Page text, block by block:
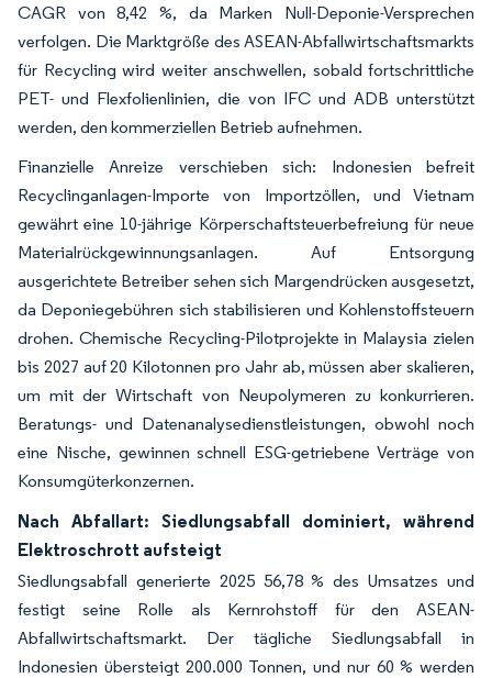
CAGR von 8,42 %, da Marken Null-Deponie-Versprechen
verfolgen. Die Marktgröße des ASEAN-Abfallwirtschaftsmarkts
für Recycling wird weiter anschwellen, sobald fortschrittliche
PET- und Flexfolienlinien, die von IFC und ADB unterstützt
werden, den kommerziellen Betrieb aufnehmen.
Finanzielle Anreize verschieben sich: Indonesien befreit
Recyclinganlagen-Importe von Importzöllen, und Vietnam
gewährt eine 10-jährige Körperschaftsteuerbefreiung für neue
Materialrückgewinnungsanlagen. Auf Entsorgung
ausgerichtete Betreiber sehen sich Margendrücken ausgesetzt,
da Deponiegebühren sich stabilisieren und Kohlenstoffsteuern
drohen. Chemische Recycling-Pilotprojekte in Malaysia zielen
bis 2027 auf 20 Kilotonnen pro Jahr ab, müssen aber skalieren,
um mit der Wirtschaft von Neupolymeren zu konkurrieren.
Beratungs- und Datenanalysedienstleistungen, obwohl noch
eine Nische, gewinnen schnell ESG-getriebene Verträge von
Konsumgüterkonzernen.
Nach Abfallart: Siedlungsabfall dominiert, während
Elektroschrott aufsteigt
Siedlungsabfall generierte 2025 56,78 % des Umsatzes und
festigt seine Rolle als Kernrohstoff für den ASEAN-
Abfallwirtschaftsmarkt. Der tägliche Siedlungsabfall in
Indonesien übersteigt 200.000 Tonnen, und nur 60 % werden